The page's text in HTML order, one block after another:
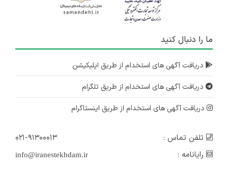
ما را دنبال کنید
دریافت آگهی های استخدام از طریق اپلیکیشن
دریافت آگهی های استخدام از طریق تلگرام
دریافت آگهی های استخدام از طریق اینستاگرام
تلفن تماس :
۰۲۱-۹۱۳۰۰۰۱۳
رایانامه :
info@iranestekhdam.ir